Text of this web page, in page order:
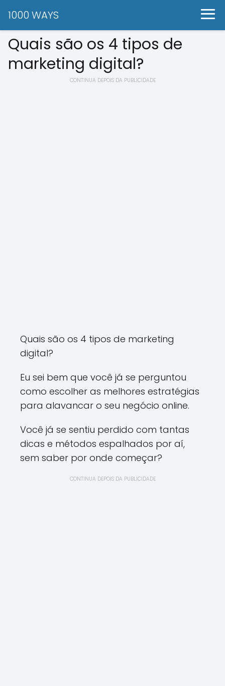
1000 WAYS
Quais são os 4 tipos de
marketing digital?
CONTINUA DEPOIS DA PUBLICIDADE
Quais são os 4 tipos de marketing
digital?
Eu sei bem que você já se perguntou
como escolher as melhores estratégias
para alavancar o seu negócio online.
Você já se sentiu perdido com tantas
dicas e métodos espalhados por aí,
sem saber por onde começar?
CONTINUA DEPOIS DA PUBLICIDADE